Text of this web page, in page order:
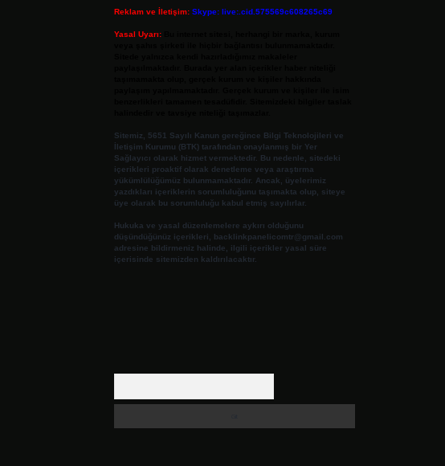
Reklam ve İletişim: Skype: live:.cid.575569c608265c69
Yasal Uyarı:
Sitemiz, 5651 Sayılı Kanun gereğince Bilgi Teknolojileri ve
İletişim Kurumu (BTK) tarafından onaylanmış bir Yer
Sağlayıcı olarak hizmet vermektedir. Bu nedenle, sitedeki
içerikleri proaktif olarak denetleme veya araştırma
yükümlülüğümüz bulunmamaktadır. Ancak, üyelerimiz
yazdıkları içeriklerin sorumluluğunu taşımakta olup, siteye
üye olarak bu sorumluluğu kabul etmiş sayılırlar.
Hukuka ve yasal düzenlemelere aykırı olduğunu
düşündüğünüz içerikleri,
backlinkpanelicomtr@gmail.com
adresine bildirmeniz halinde, ilgili içerikler yasal süre
içerisinde sitemizden kaldırılacaktır.